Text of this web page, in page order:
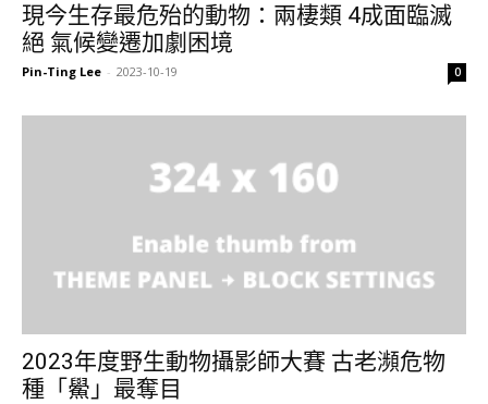
現今生存最危殆的動物：兩棲類 4成面臨滅
絕 氣候變遷加劇困境
Pin-Ting Lee - 2023-10-19 0
2023年度野生動物攝影師大賽 古老瀕危物
種「鱟」最奪目